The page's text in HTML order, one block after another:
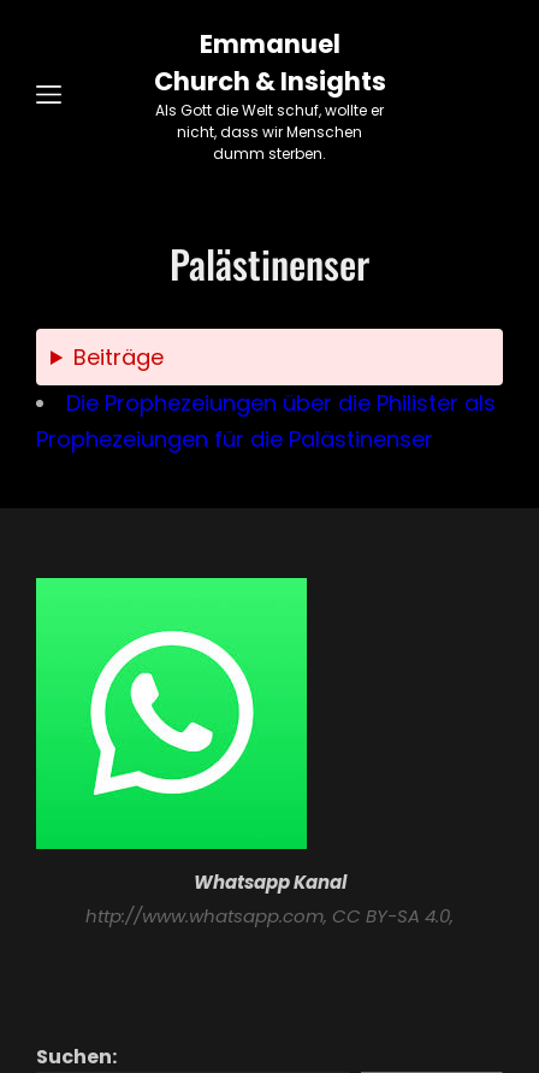
Emmanuel
Church & Insights
Als Gott die Welt schuf, wollte er
nicht, dass wir Menschen
dumm sterben.
Palästinenser
Beiträge
Die Prophezeiungen über die Philister als
Prophezeiungen für die Palästinenser
Whatsapp Kanal
http://www.whatsapp.com, CC BY-SA 4.0,
Suchen: